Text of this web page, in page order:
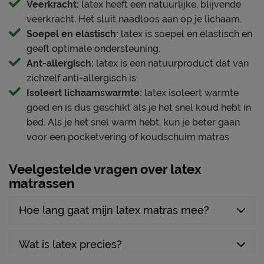
Dit matras is een uitblinker in:
Vernieuwd volgens de laatste slaaptechnologieën
Contour support
Maximale bewegingsvrijheid voor iedere
lichaamsbouw
Optimale ondersteuning
Zacht en aangenaam ligcomfort
Temperatuurregulerende en anti-allergene
matrashoes
Verzorging & Garantie
goed én schoon houden. Alle schoonmaakinstructies
Materiaal tijk
69% polyester, 1%
elastaan, 30% lyocell
Handvatten
Ja
Tijk afritsbaar
Ja
Anti huisstofmijt
Advies bedbodem
Geschikt voor de
binnenvering bodem,
spiraalbodem,
Geschikt voor
Veerkracht: latex heeft een natuurlijke, blijvende
veerkracht. Het sluit naadloos aan op je lichaam.
Soepel en elastisch: latex is soepel en elastisch en
geeft optimale ondersteuning.
Ant-allergisch: latex is een natuurproduct dat van
zichzelf anti-allergisch is.
Isoleert lichaamswarmte: latex isoleert warmte
goed en is dus geschikt als je het snel koud hebt in
bed. Als je het snel warm hebt, kun je beter gaan
voor een pocketvering of koudschuim matras.
Veelgestelde vragen over latex
matrassen
Hoe lang gaat mijn latex matras mee?
Wat is latex precies?